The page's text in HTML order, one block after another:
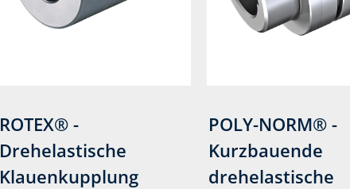
ROTEX® -
Drehelastische
Klauenkupplung
POLY-NORM® -
Kurzbauende
drehelastische